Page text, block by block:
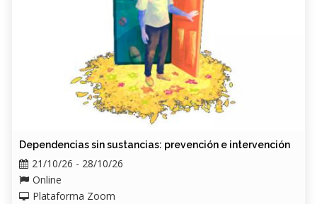
Dependencias sin sustancias: prevención e intervención
21/10/26 - 28/10/26
Online
Plataforma Zoom